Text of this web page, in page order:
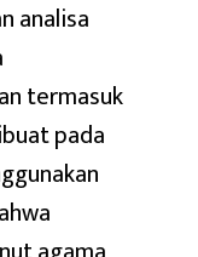
analisa
termasuk
pada